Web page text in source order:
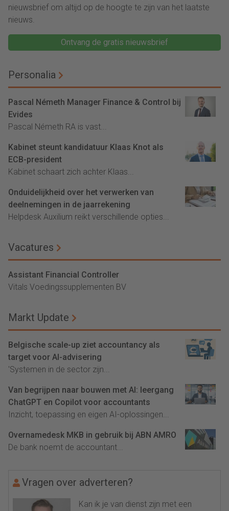
nieuwsbrief om altijd op de hoogte te zijn van het laatste
nieuws.
Ontvang de gratis nieuwsbrief
Personalia
Pascal Németh Manager Finance & Control bij
Evides
Pascal Németh RA is vast...
Kabinet steunt kandidatuur Klaas Knot als
ECB-president
Kabinet schaart zich achter Klaas...
Onduidelijkheid over het verwerken van
deelnemingen in de jaarrekening
Helpdesk Auxilium reikt verschillende opties...
Vacatures
Assistant Financial Controller
Vitals Voedingssupplementen BV
Markt Update
Belgische scale-up ziet accountancy als
target voor AI-advisering
'Systemen in de sector zijn...
Van begrijpen naar bouwen met AI: leergang
ChatGPT en Copilot voor accountants
Inzicht, toepassing en eigen AI-oplossingen...
Overnamedesk MKB in gebruik bij ABN AMRO
De bank noemt de accountant...
Vragen over adverteren?
Kan ik je van dienst zijn met een